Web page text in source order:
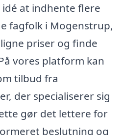
at indhente flere
fagfolk i Mogenstrup,
priser og finde
vores platform kan
tilbud fra
der specialiserer sig
gør det lettere for
beslutning og